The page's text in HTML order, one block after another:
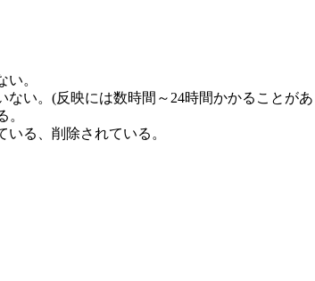
。
ない。(反映には数時間～24時間かかることが
。
る、削除されている。